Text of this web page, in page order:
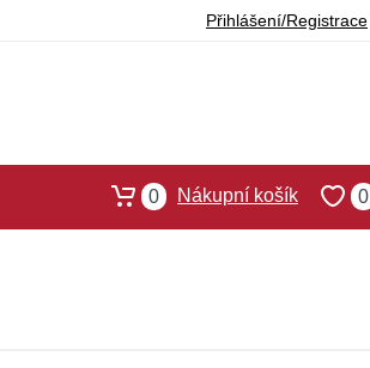
Přihlášení/Registrace
0
0 Nákupní košík